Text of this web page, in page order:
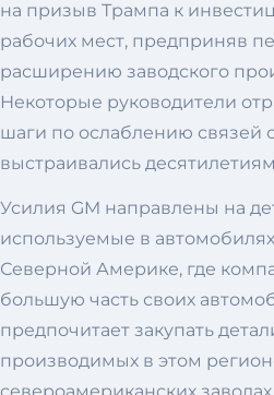
на призыв Трампа к
рабочих мест, предприняв
расширению заводского
Некоторые руководители
шаги по ослаблению связей
выстраивались
Усилия GM направлены на
используемые в
Северной Америке, где
большую часть своих
предпочитает закупать
производимых в этом